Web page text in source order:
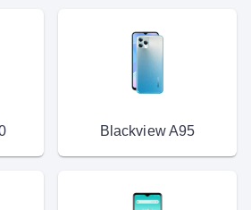
Blackview A95